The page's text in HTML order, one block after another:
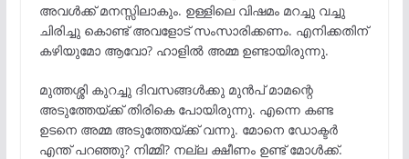
അവൾക്ക് മനസ്സിലാകും. ഉള്ളിലെ വിഷമം മറച്ചു വച്ചു
ചിരിച്ചു കൊണ്ട് അവളോട് സംസാരിക്കണം. എനിക്കതിന്
കഴിയുമോ ആവോ? ഹാളിൽ അമ്മ ഉണ്ടായിരുന്നു.
മുത്തശ്ശി കുറച്ചു ദിവസങ്ങൾക്കു മുൻപ് മാമന്റെ
അടുത്തേയ്ക്ക് തിരികെ പോയിരുന്നു. എന്നെ കണ്ട
ഉടനെ അമ്മ അടുത്തേയ്ക്ക് വന്നു. മോനെ ഡോക്ടർ
എന്ത് പറഞ്ഞു? നിമ്മി? നല്ല ക്ഷീണം ഉണ്ട് മോൾക്ക്.